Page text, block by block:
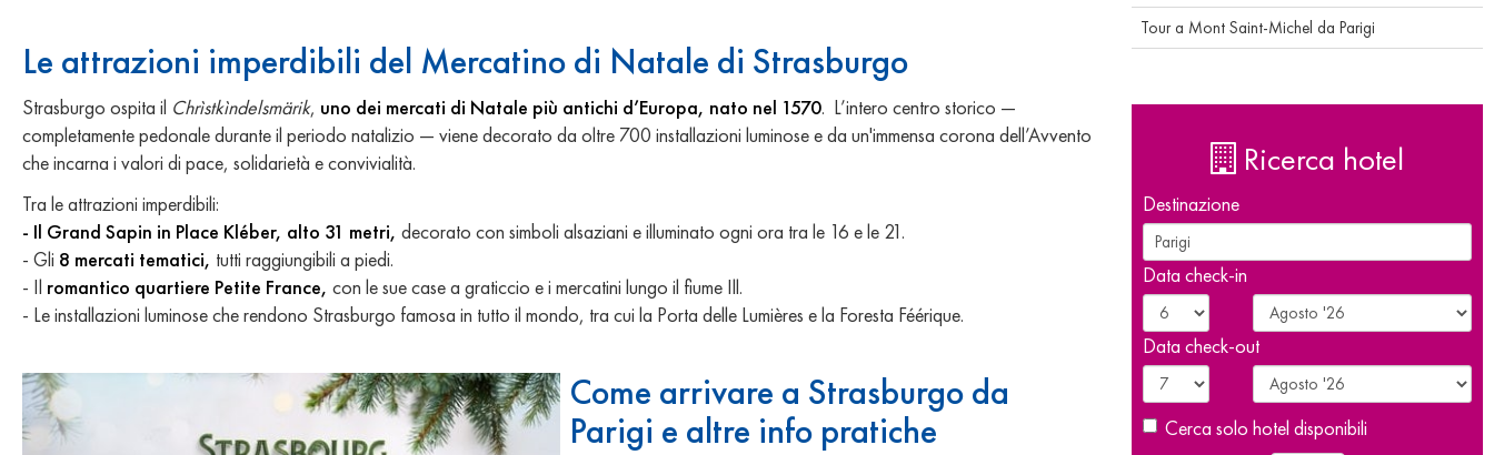
Le attrazioni imperdibili del Mercatino di Natale di Strasburgo
Strasburgo ospita il Chrìstkìndelsmärik, uno dei mercati di Natale più antichi d’Europa, nato nel 1570. L’intero centro storico —
completamente pedonale durante il periodo natalizio — viene decorato da oltre 700 installazioni luminose e da un'immensa corona dell’Avvento
che incarna i valori di pace, solidarietà e convivialità.
Tra le attrazioni imperdibili:
- Il Grand Sapin in Place Kléber, alto 31 metri, decorato con simboli alsaziani e illuminato ogni ora tra le 16 e le 21.
- Gli 8 mercati tematici, tutti raggiungibili a piedi.
- Il romantico quartiere Petite France, con le sue case a graticcio e i mercatini lungo il fiume Ill.
- Le installazioni luminose che rendono Strasburgo famosa in tutto il mondo, tra cui la Porta delle Lumières e la Foresta Féérique.
Come arrivare a Strasburgo da
Parigi e altre info pratiche
Tour a Mont Saint-Michel da Parigi
Ricerca hotel
Destinazione
Data check-in
Data check-out
Cerca solo hotel disponibili